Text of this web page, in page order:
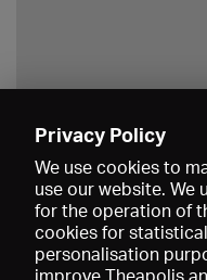
Privacy Policy
We use cookies to
use our website. We
for the operation of
cookies for
personalisation
improve Theapolis